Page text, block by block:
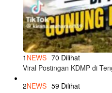
1 NEWS 70 Dilihat
Viral Postingan KDMP di
2NEWS 59 Dilihat